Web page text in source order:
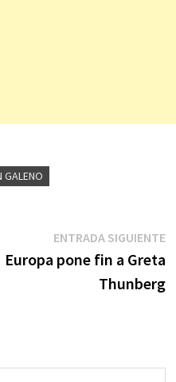
GALENO
ENTRADA SIGUIENTE
Europa pone fin a Greta
Thunberg